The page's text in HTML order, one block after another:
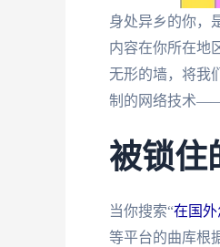
身处异乡的你，
内容在你所在地
无形的墙，将我
制的网络技术——
被锁住
当你搜索“在国
等平台的曲库根